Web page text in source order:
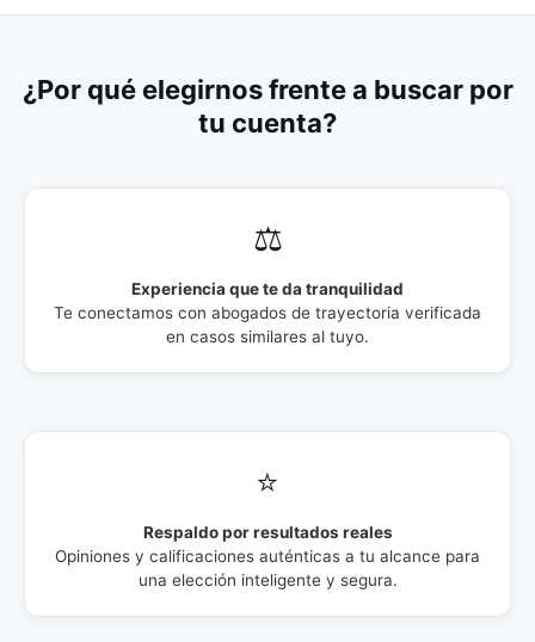
¿Por qué elegirnos frente a buscar por
tu cuenta?
⚖️
Experiencia que te da tranquilidad
Te conectamos con abogados de trayectoria verificada
en casos similares al tuyo.
⭐
Respaldo por resultados reales
Opiniones y calificaciones auténticas a tu alcance para
una elección inteligente y segura.